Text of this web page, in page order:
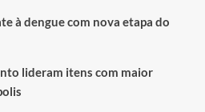
à dengue com nova etapa do
lideram itens com maior